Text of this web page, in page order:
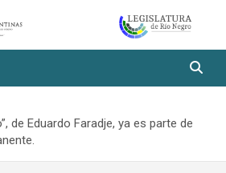
Malvinas – Río
de Eduardo Faradje, ya es parte de